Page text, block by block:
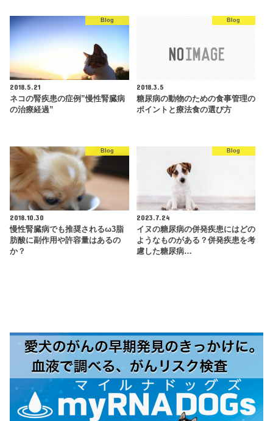
Blog
2018.5.21
ネコの腎疾患の症例”慢性腎臓病
の治療経過”
Blog
2018.3.5
糖尿病の動物のための食事管理の
ポイントと療法食の選び方
Blog
2018.10.30
慢性腎臓病でも推奨されるω3脂
肪酸に副作用や許容量はあるの
か？
Blog
2023.7.24
イヌの糖尿病の併発疾患にはどの
ようなものがある？併発疾患を考
慮した糖尿病…